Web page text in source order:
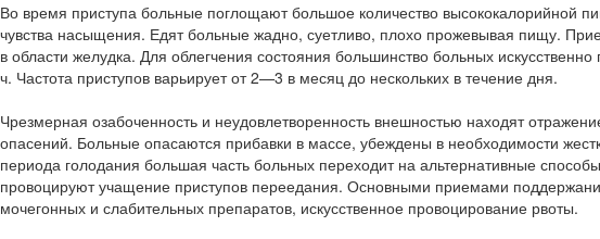
Во время приступа больные поглощают большое количество высококалорийной
чувства насыщения. Едят больные жадно, суетливо, плохо прожевывая пищу.
в области желудка. Для облегчения состояния большинство больных
ч. Частота приступов варьирует от 2—3 в месяц до нескольких в течение дня.
Чрезмерная озабоченность и неудовлетворенность внешностью находят
опасений. Больные опасаются прибавки в массе, убеждены в необходимости
периода голодания большая часть больных переходит на альтернативные
провоцируют учащение приступов переедания. Основными приемами
мочегонных и слабительных препаратов, искусственное провоцирование рвоты.